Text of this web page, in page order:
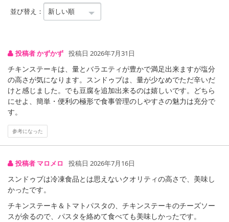
来ない地域の方は、お申込みいただけませんので、ご了承ください
並び替え：
投稿者 かずかず 投稿日 2026年7月31日
チキンステーキは、量とバラエティが豊かで満足出来ますが塩分
の高さが気になります。スンドゥブは、量が少なめでただ辛いだ
けと感じました。でも豆腐を追加出来るのは嬉しいです。どちら
にせよ、簡単・便利の極形で食事管理のしやすさの魅力は充分で
す。
参考になった
投稿者 マロメロ 投稿日 2026年7月16日
スンドゥブは冷凍食品とは思えないクオリティの高さで、美味し
かったです。
チキンステーキ＆トマトパスタの、チキンステーキのチーズソー
スが余るので、パスタを絡めて食べても美味しかったです。